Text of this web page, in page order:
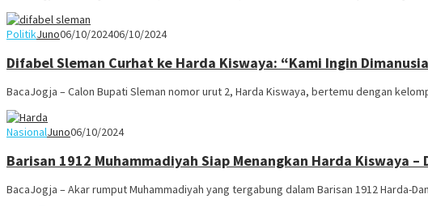
PolitikJuno06/10/202406/10/2024
Difabel Sleman Curhat ke Harda Kiswaya: “Kami Ingin
BacaJogja – Calon Bupati Sleman nomor urut 2, Harda Kiswaya, bertemu dengan
NasionalJuno06/10/2024
Barisan 1912 Muhammadiyah Siap Menangkan Harda Kiswaya –
BacaJogja – Akar rumput Muhammadiyah yang tergabung dalam Barisan 1912 Harda-